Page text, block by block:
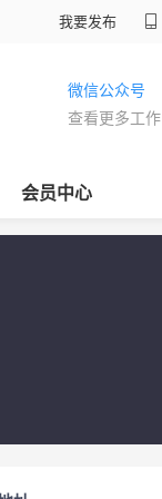
我要发布
微信公众号
查看更多工作
会员中心